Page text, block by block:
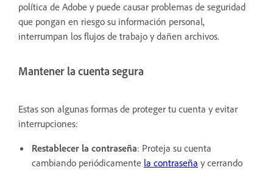
política de Adobe y puede causar problemas de seguridad
que pongan en riesgo su información personal,
interrumpan los flujos de trabajo y dañen archivos.
Mantener la cuenta segura
Estas son algunas formas de proteger tu cuenta y evitar
interrupciones:
Restablecer la contraseña: Proteja su cuenta
cambiando periódicamente la contraseña y cerrando